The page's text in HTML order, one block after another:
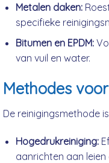
Metalen daken:
specifieke
Bitumen en EPDM:
van vuil en water.
Methodes
De reinigingsmethode
Hogedrukreiniging:
aanrichten aan